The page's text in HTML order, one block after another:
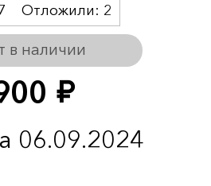
руб.
06.09.2024
в наличии
Отложили: 2